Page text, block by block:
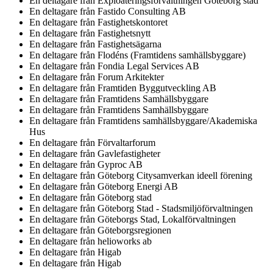
En deltagare från Fastido Consulting AB
En deltagare från Fastighetskontoret
En deltagare från Fastighetsnytt
En deltagare från Fastighetsägarna
En deltagare från Flodéns (Framtidens samhällsbyggare)
En deltagare från Fondia Legal Services AB
En deltagare från Forum Arkitekter
En deltagare från Framtiden Byggutveckling AB
En deltagare från Framtidens Samhällsbyggare
En deltagare från Framtidens Samhällsbyggare
En deltagare från Framtidens samhällsbyggare/Akademiska
Hus
En deltagare från Förvaltarforum
En deltagare från Gavlefastigheter
En deltagare från Gyproc AB
En deltagare från Göteborg Citysamverkan ideell förening
En deltagare från Göteborg Energi AB
En deltagare från Göteborg stad
En deltagare från Göteborg Stad - Stadsmiljöförvaltningen
En deltagare från Göteborgs Stad, Lokalförvaltningen
En deltagare från Göteborgsregionen
En deltagare från helioworks ab
En deltagare från Higab
En deltagare från Higab